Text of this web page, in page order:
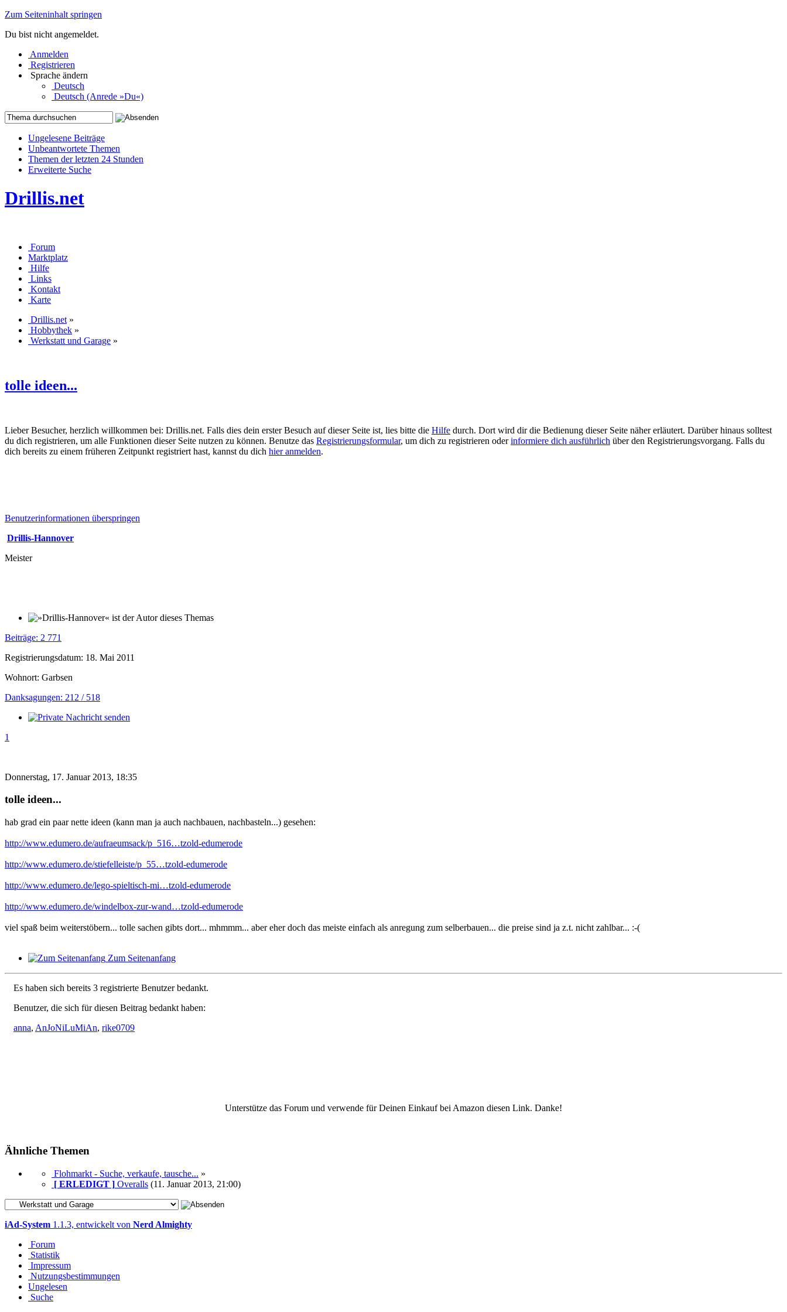
Zum Seiteninhalt springen
Du bist nicht angemeldet.
Anmelden
Registrieren
Sprache ändern
Deutsch
Deutsch (Anrede »Du«)
Ungelesene Beiträge
Unbeantwortete Themen
Themen der letzten 24 Stunden
Erweiterte Suche
Drillis.net
Forum
Marktplatz
Hilfe
Links
Kontakt
Karte
Drillis.net »
Hobbythek »
Werkstatt und Garage »
tolle ideen...
Lieber Besucher, herzlich willkommen bei: Drillis.net. Falls dies dein erster Besuch auf dieser Seite ist, lies bitte die Hilfe durch. Dort wird dir die Bedienung dieser Seite näher erläutert. Darüber hinaus solltest
du dich registrieren, um alle Funktionen dieser Seite nutzen zu können. Benutze das Registrierungsformular, um dich zu registrieren oderinformiere dich ausführlich über den Registrierungsvorgang. Falls du
dich bereits zu einem früheren Zeitpunkt registriert hast, kannst du dich hier anmelden.
Benutzerinformationen überspringen
Drillis-Hannover
Meister
Beiträge: 2 771
Registrierungsdatum: 18. Mai 2011
Wohnort: Garbsen
Danksagungen: 212 / 518
1
Donnerstag, 17. Januar 2013, 18:35
tolle ideen...
hab grad ein paar nette ideen (kann man ja auch nachbauen, nachbasteln...) gesehen:
http://www.edumero.de/aufraeumsack/p_516…tzold-edumerode
http://www.edumero.de/stiefelleiste/p_55…tzold-edumerode
http://www.edumero.de/lego-spieltisch-mi…tzold-edumerode
http://www.edumero.de/windelbox-zur-wand…tzold-edumerode
viel spaß beim weiterstöbern... tolle sachen gibts dort... mhmmm... aber eher doch das meiste einfach als anregung zum selberbauen... die preise sind ja z.t. nicht zahlbar... :-(
Zum Seitenanfang
Es haben sich bereits 3 registrierte Benutzer bedankt.
Benutzer, die sich für diesen Beitrag bedankt haben:
anna, AnJoNiLuMiAn, rike0709
Unterstütze das Forum und verwende für Deinen Einkauf bei Amazon diesen Link. Danke!
Ähnliche Themen
Flohmarkt - Suche, verkaufe, tausche... »
[ ERLEDIGT ] Overalls (11. Januar 2013, 21:00)
iAd-System 1.1.3, entwickelt von Nerd Almighty
Forum
Statistik
Impressum
Nutzungsbestimmungen
Ungelesen
Suche